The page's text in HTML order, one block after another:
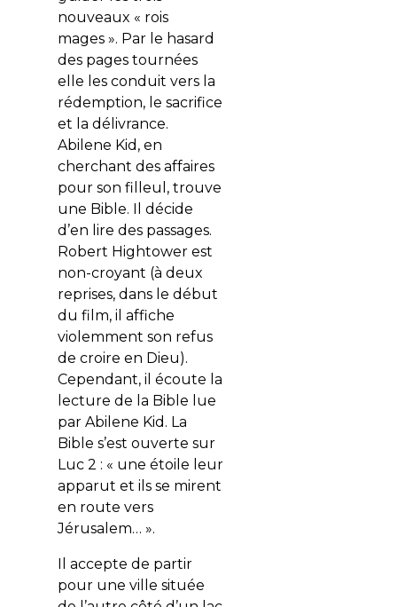
nouveaux « rois
mages ». Par le hasard
des pages tournées
elle les conduit vers la
rédemption, le sacrifice
et la délivrance.
Abilene Kid, en
cherchant des affaires
pour son filleul, trouve
une Bible. Il décide
d’en lire des passages.
Robert Hightower est
non-croyant (à deux
reprises, dans le début
du film, il affiche
violemment son refus
de croire en Dieu).
Cependant, il écoute la
lecture de la Bible lue
par Abilene Kid. La
Bible s’est ouverte sur
Luc 2 : « une étoile leur
apparut et ils se mirent
en route vers
Jérusalem… ».
Il accepte de partir
pour une ville située